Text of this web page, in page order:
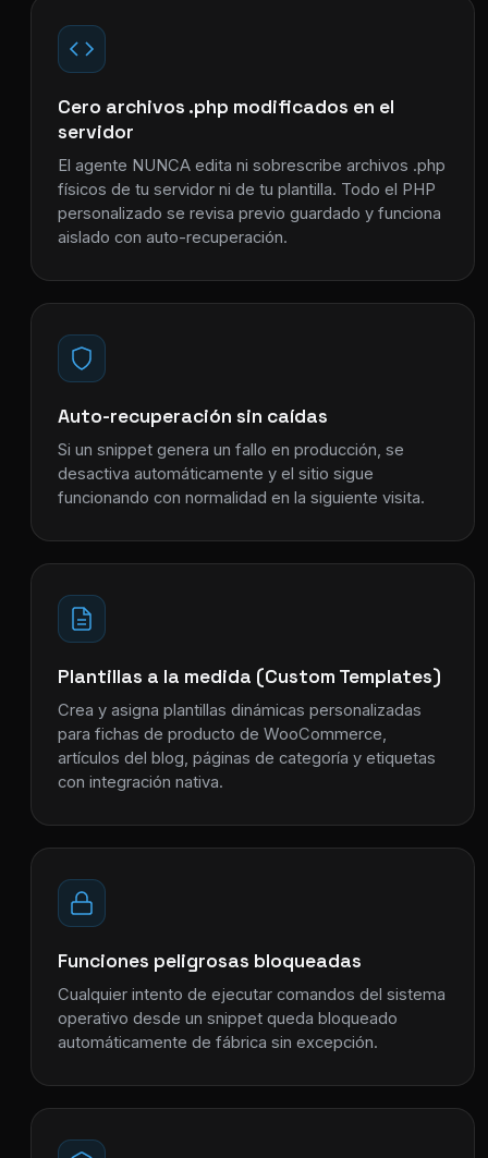
Cero archivos .php modificados en el
servidor
El agente NUNCA edita ni sobrescribe archivos .php
físicos de tu servidor ni de tu plantilla. Todo el PHP
personalizado se revisa previo guardado y funciona
aislado con auto-recuperación.
Auto-recuperación sin caídas
Si un snippet genera un fallo en producción, se
desactiva automáticamente y el sitio sigue
funcionando con normalidad en la siguiente visita.
Plantillas a la medida (Custom Templates)
Crea y asigna plantillas dinámicas personalizadas
para fichas de producto de WooCommerce,
artículos del blog, páginas de categoría y etiquetas
con integración nativa.
Funciones peligrosas bloqueadas
Cualquier intento de ejecutar comandos del sistema
operativo desde un snippet queda bloqueado
automáticamente de fábrica sin excepción.